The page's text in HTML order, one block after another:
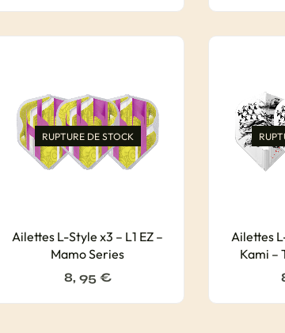
RUPTURE DE STOCK
Ailettes L-Style x3 – L1 EZ –
Mamo Series
8, 95€
Ailettes
Kami –